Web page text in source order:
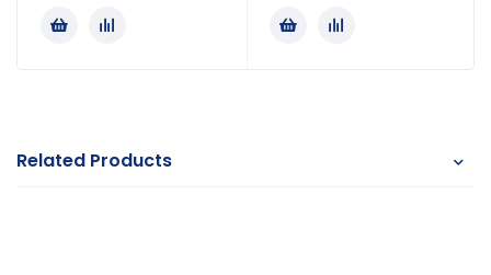
Related Products